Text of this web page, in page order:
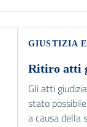
GIUSTIZIA
Ritiro atti
Gli atti
stato
a causa della